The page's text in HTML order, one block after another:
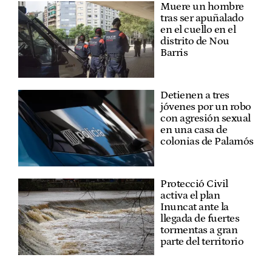
Muere un hombre
tras ser apuñalado
en el cuello en el
distrito de Nou
Barris
Detienen a tres
jóvenes por un robo
con agresión sexual
en una casa de
colonias de Palamós
Protecció Civil
activa el plan
Inuncat ante la
llegada de fuertes
tormentas a gran
parte del territorio